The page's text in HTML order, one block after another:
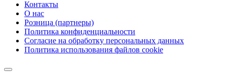
Контакты
О наc
Розница (партнеры)
Политика конфиденциальности
Согласие на обработку персональных данных
Политика использования файлов сookie